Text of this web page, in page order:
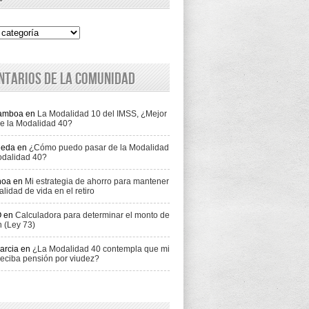
de la comunidad
en La Modalidad 10 del IMSS, ¿Mejor
la Modalidad 40?
en ¿Cómo puedo pasar de la Modalidad
40?
en Mi estrategia de ahorro para mantener
de vida en el retiro
en Calculadora para determinar el monto de
(Ley 73)
en ¿La Modalidad 40 contempla que mi
pensión por viudez?